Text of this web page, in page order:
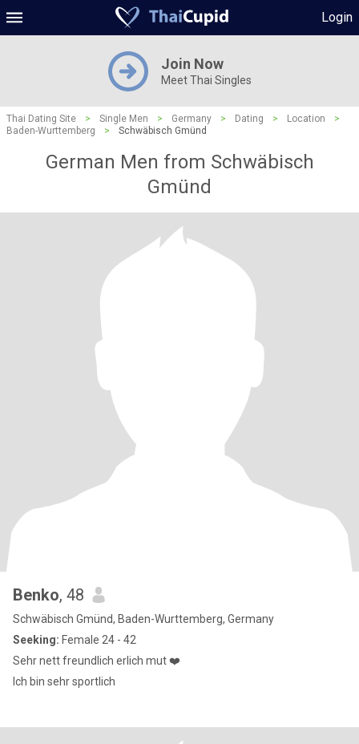
Login
Join Now
Meet Thai Singles
Thai Dating Site > Single Men > Germany > Dating > Location
>
Baden-Wurttemberg
> Schwäbisch Gmünd
German Men from Schwäbisch
Gmünd
Benko, 48
Schwäbisch Gmünd, Baden-Wurttemberg, Germany
Seeking: Female 24 - 42
Sehr nett freundlich erlich mut ❤️
Ich bin sehr sportlich